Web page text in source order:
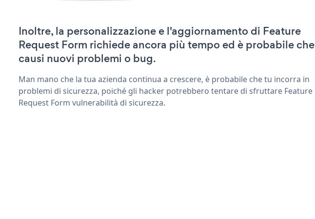
Inoltre, la personalizzazione e l'aggiornamento di Feature
Request Form richiede ancora più tempo ed è probabile che
causi nuovi problemi o bug.
Man mano che la tua azienda continua a crescere, è probabile che tu incorra in
problemi di sicurezza, poiché gli hacker potrebbero tentare di sfruttare Feature
Request Form vulnerabilità di sicurezza.